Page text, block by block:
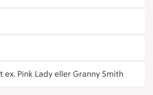
ex. Pink Lady eller Granny Smith